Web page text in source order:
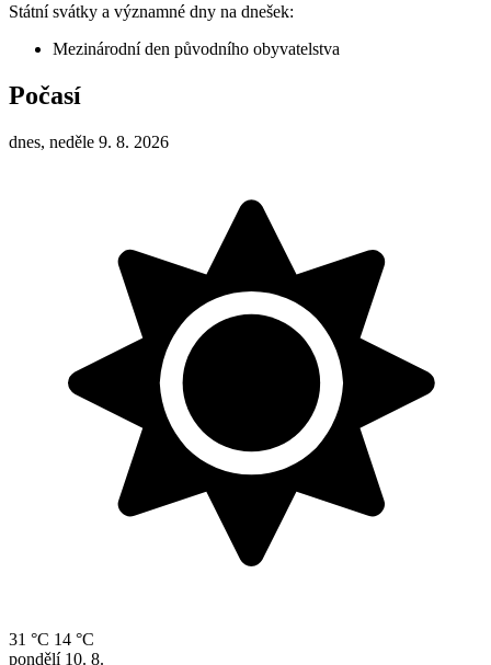
Státní svátky a významné dny na dnešek:
Mezinárodní den původního obyvatelstva
Počasí
dnes, neděle 9. 8. 2026
31 °C 14 °C
pondělí 10. 8.